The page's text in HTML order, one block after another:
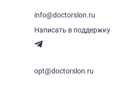
info@doctorslon.ru
Написать в поддержку
opt@doctorslon.ru